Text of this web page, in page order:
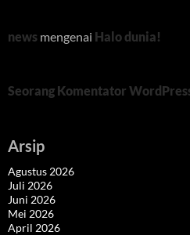
news mengenai Halo dunia!
Seorang Komentator
Arsip
Agustus 2026
Juli 2026
Juni 2026
Mei 2026
April 2026